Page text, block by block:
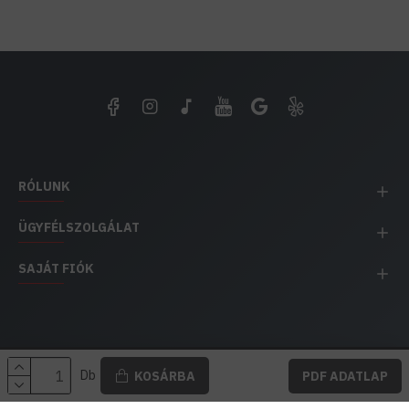
Db KOSÁRBA PDF ADATLAP
RÓLUNK
ÜGYFÉLSZOLGÁLAT
SAJÁT FIÓK
EH IMPEX / Copyright © 1991-2025 Energia Háza